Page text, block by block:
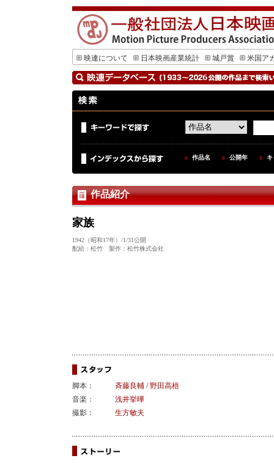
映連について 日本映画産業統計 城戸賞 米国ア
作品名 公開年
作品紹介
家族
1942（昭和17年）/1/31公開
配給：松竹 製作：松竹株式会社
脚本： 斉藤良輔/野田高梧
音楽：
浅井挙曄
撮影：
生方敏夫